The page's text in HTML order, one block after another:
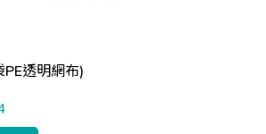
透明網布)